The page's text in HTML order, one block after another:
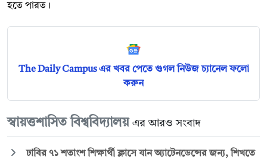
হতে পারত।
The Daily Campus এর খবর পেতে গুগল নিউজ চ্যানেল ফলো
করুন
স্বায়ত্তশাসিত বিশ্ববিদ্যালয় এর আরও সংবাদ
ঢাবির ৭১ শতাংশ শিক্ষার্থী ক্লাসে যান অ্যাটেনডেন্সের জন্য, শিখতে